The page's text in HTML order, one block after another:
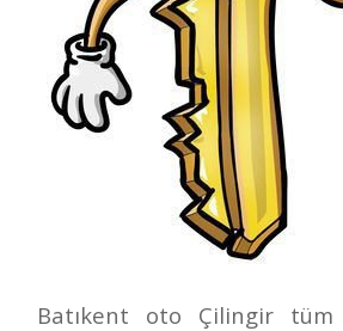
Batıkent oto Çilingir tüm